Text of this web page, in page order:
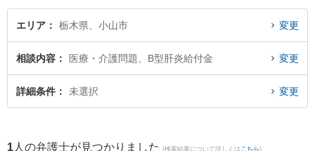
り込み検索もでき便利です。特に弁護士法人みずき 小山事務所の野沢 大樹弁護
士のプロフィール情報や弁護士費用、強みなどが注目されています。『小山市
『初回相談無料でB型肝炎給付金を法律相談できる小山市内の弁護士に相談予約
したい』などでお困りの相談者さんにおすすめです。
エリア 栃木県、小山市 変更
相談内容 医療・介護問題、B型肝炎給付金 変更
詳細条件 未選択 変更
1 人の弁護士が見つかりました (検索結果について詳しくは こちら)